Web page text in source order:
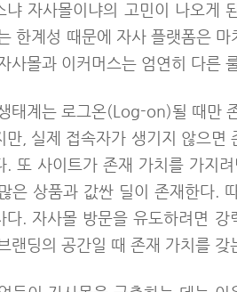
냐 자사몰이냐의 고민이 나오게
한계성 때문에 자사 플랫폼은
사몰과 이커머스는 엄연히 다른
태계는 로그온(Log-on)될 때만
만, 실제 접속자가 생기지 않으면
. 또 사이트가 존재 가치를 가지
은 상품과 값싼 딜이 존재한다.
다. 자사몰 방문을 유도하려면
랜딩의 공간일 때 존재 가치를 갖